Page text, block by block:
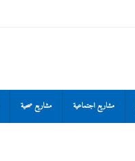
مشاريع اجتماعية مشاريع صحية